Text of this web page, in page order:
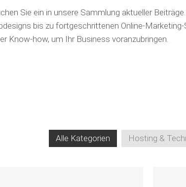
Sie ein in unsere Sammlung aktueller
bis zu fortgeschrittenen Online-
Know-how, um Ihr Business voranzubringen.
Alle Kategorien Hosting &